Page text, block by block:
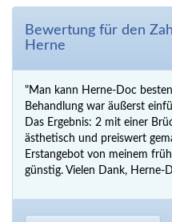
Bewertung für den
Herne
"Man kann Herne-Doc
Behandlung war äußerst
Das Ergebnis: 2 mit einer
ästhetisch und preiswert
Erstangebot von meinem
günstig. Vielen Dank, Herne-